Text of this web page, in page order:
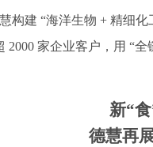
构建 “海洋生物 + 精细
2000 家企业客户，用 “
新“
德慧再